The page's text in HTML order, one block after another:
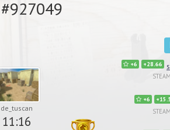
de_tuscan
11:16
+6 +28.66
+6